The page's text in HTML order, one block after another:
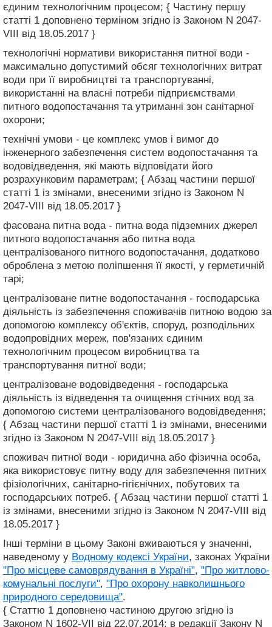
єдиним технологічним процесом; { Частину першу
статті 1 доповнено терміном згідно із Законом N 2047-
VIII від 18.05.2017 }
технологічні нормативи використання питної води -
максимально допустимий обсяг технологічних витрат
води при її виробництві та транспортуванні,
використанні на власні потреби підприємствами
питного водопостачання та утриманні зон санітарної
охорони;
технічні умови - це комплекс умов і вимог до
інженерного забезпечення систем водопостачання та
водовідведення, які мають відповідати його
розрахунковим параметрам; { Абзац частини першої
статті 1 із змінами, внесеними згідно із Законом N
2047-VIII від 18.05.2017 }
фасована питна вода - питна вода підземних джерел
питного водопостачання або питна вода
централізованого питного водопостачання, додатково
оброблена з метою поліпшення її якості, у герметичній
тарі;
централізоване питне водопостачання - господарська
діяльність із забезпечення споживачів питною водою за
допомогою комплексу об'єктів, споруд, розподільних
водопровідних мереж, пов'язаних єдиним
технологічним процесом виробництва та
транспортування питної води;
централізоване водовідведення - господарська
діяльність із відведення та очищення стічних вод за
допомогою системи централізованого водовідведення;
{ Абзац частини першої статті 1 із змінами, внесеними
згідно із Законом N 2047-VIII від 18.05.2017 }
споживач питної води - юридична або фізична особа,
яка використовує питну воду для забезпечення питних
фізіологічних, санітарно-гігієнічних, побутових та
господарських потреб. { Абзац частини першої статті 1
із змінами, внесеними згідно із Законом N 2047-VIII від
18.05.2017 }
Інші терміни в цьому Законі вживаються у значенні,
наведеному у Водному кодексі України, законах України
"Про місцеве самоврядування в Україні", "Про житлово-
комунальні послуги", "Про охорону навколишнього
природного середовища".
{ Статтю 1 доповнено частиною другою згідно із
Законом N 1602-VII від 22.07.2014; в редакції Закону N